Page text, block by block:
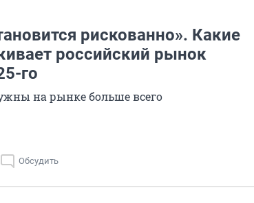
рискованно». Какие
российский рынок
го
на рынке больше всего
Обсудить